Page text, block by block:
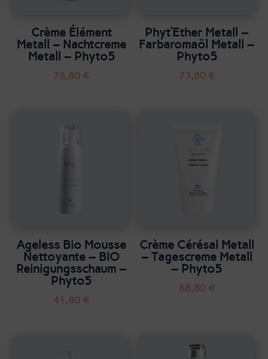
Crème Élément
Metall – Nachtcreme
Metall – Phyto5
78,80 €
Phyt’Ether Metall –
Farbaromaöl Metall –
Phyto5
73,80 €
Ageless Bio Mousse
Nettoyante – BIO
Reinigungsschaum –
Phyto5
41,80 €
Crème Cérésal Metall
– Tagescreme Metall
– Phyto5
68,80 €